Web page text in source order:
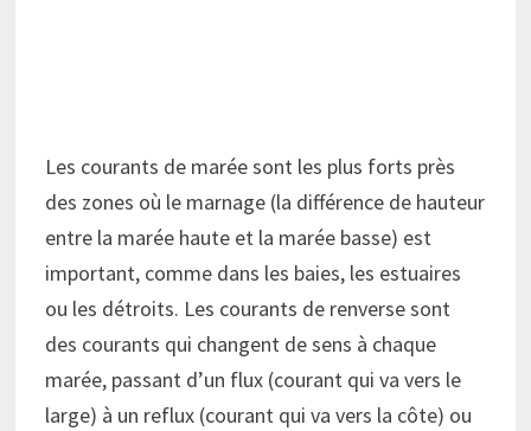
Les courants de marée sont les plus forts près
des zones où le marnage (la différence de hauteur
entre la marée haute et la marée basse) est
important, comme dans les baies, les estuaires
ou les détroits. Les courants de renverse sont
des courants qui changent de sens à chaque
marée, passant d’un flux (courant qui va vers le
large) à un reflux (courant qui va vers la côte) ou